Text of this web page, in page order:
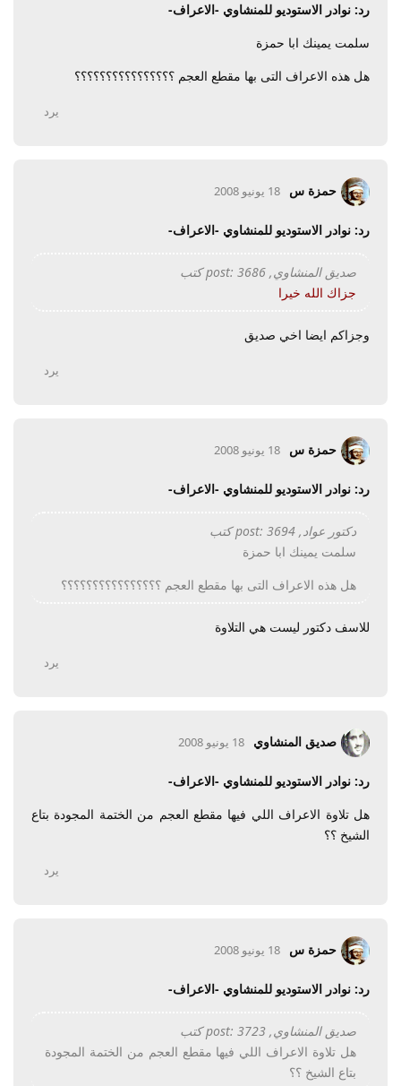
رد: نوادر الاستوديو للمنشاوي -الاعراف-
سلمت يمينك ابا حمزة
هل هذه الاعراف التى بها مقطع العجم ؟؟؟؟؟؟؟؟؟؟؟؟؟؟؟؟
يرد
حمزة س 18 يونيو 2008
رد: نوادر الاستوديو للمنشاوي -الاعراف-
صديق المنشاوي, post: 3686 كتب
جزاك الله خيرا
وجزاكم ايضا اخي صديق
يرد
حمزة س 18 يونيو 2008
رد: نوادر الاستوديو للمنشاوي -الاعراف-
دكتور عواد, post: 3694 كتب
سلمت يمينك ابا حمزة
هل هذه الاعراف التى بها مقطع العجم ؟؟؟؟؟؟؟؟؟؟؟؟؟؟؟؟
للاسف دكتور ليست هي التلاوة
يرد
صديق المنشاوي 18 يونيو 2008
رد: نوادر الاستوديو للمنشاوي -الاعراف-
هل تلاوة الاعراف اللي فيها مقطع العجم من الختمة المجودة بتاع
الشيخ ؟؟
يرد
حمزة س 18 يونيو 2008
رد: نوادر الاستوديو للمنشاوي -الاعراف-
صديق المنشاوي, post: 3723 كتب
هل تلاوة الاعراف اللي فيها مقطع العجم من الختمة المجودة
بتاع الشيخ ؟؟